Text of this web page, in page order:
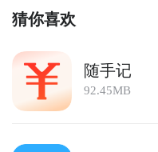
猜你喜欢
随手记
92.45MB